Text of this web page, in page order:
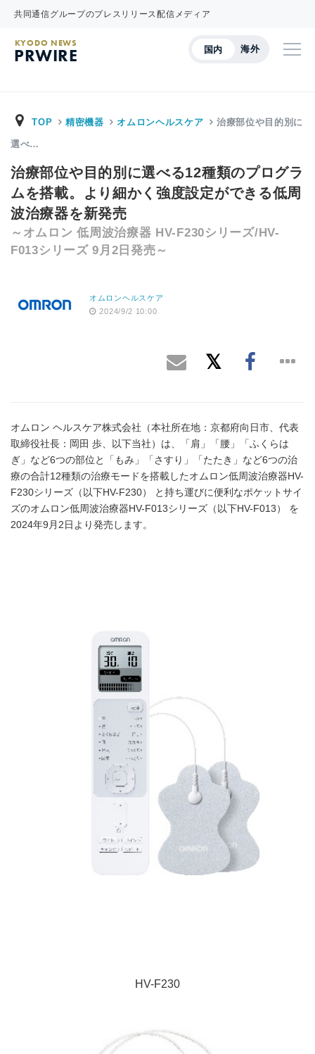
共同通信グループのプレスリリース配信メディア
国内 海外
KYODO NEWS
PRWIRE
TOP 精密機器 オムロンヘルスケア 治療部位や目的別に
選べ…
治療部位や目的別に選べる12種類のプログラ
ムを搭載。より細かく強度設定ができる低周
波治療器を新発売
～オムロン 低周波治療器 HV-F230シリーズ/HV-
F013シリーズ 9月2日発売～
オムロンヘルスケア
2024/9/2 10:00
オムロン ヘルスケア株式会社（本社所在地：京都府向日市、代表
取締役社長：岡田 歩、以下当社）は、「肩」「腰」「ふくらは
ぎ」など6つの部位と「もみ」「さすり」「たたき」など6つの治
療の合計12種類の治療モードを搭載したオムロン低周波治療器HV-
F230シリーズ（以下HV-F230） と持ち運びに便利なポケットサイ
ズのオムロン低周波治療器HV-F013シリーズ（以下HV-F013） を
2024年9月2日より発売します。
HV-F230